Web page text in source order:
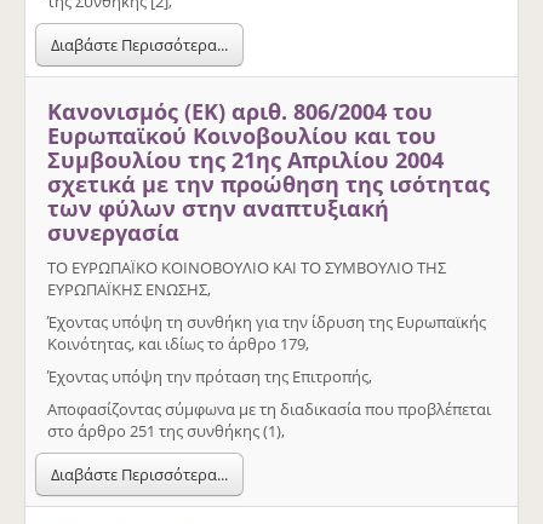
Διαβάστε Περισσότερα...
Κανονισμός (ΕΚ) αριθ. 806/2004 του
Ευρωπαϊκού Κοινοβουλίου και του
Συμβουλίου της 21ης Απριλίου 2004
σχετικά με την προώθηση της ισότητας
των φύλων στην αναπτυξιακή
συνεργασία
ΤΟ ΕΥΡΩΠΑΪΚΟ ΚΟΙΝΟΒΟΥΛΙΟ ΚΑΙ ΤΟ ΣΥΜΒΟΥΛΙΟ ΤΗΣ
ΕΥΡΩΠΑΪΚΗΣ ΕΝΩΣΗΣ,
Έχοντας υπόψη τη συνθήκη για την ίδρυση της Ευρωπαϊκής
Κοινότητας, και ιδίως το άρθρο 179,
Έχοντας υπόψη την πρόταση της Επιτροπής,
Αποφασίζοντας σύμφωνα με τη διαδικασία που προβλέπεται
στο άρθρο 251 της συνθήκης (1),
Διαβάστε Περισσότερα...